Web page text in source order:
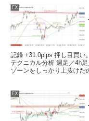
FX
記録 +31.0pips 押し目買い
テクニカル分析 週足／4h
ゾーンをしっかり上抜けた
FX